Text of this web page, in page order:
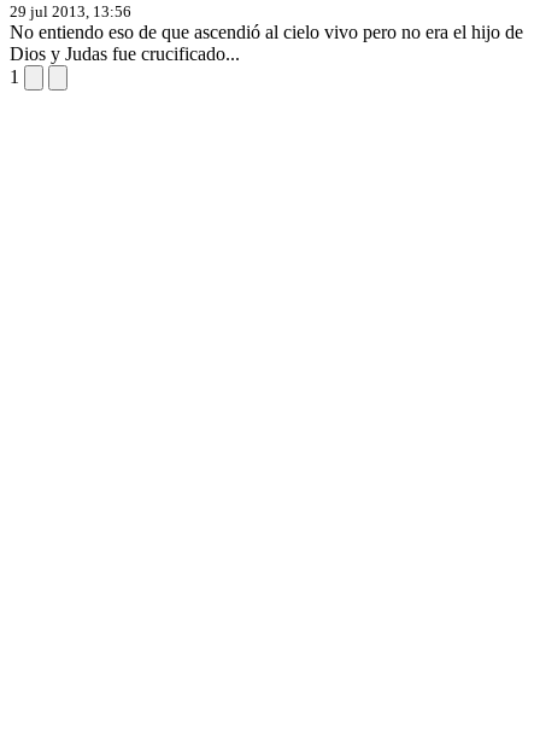
29 jul 2013, 13:56
No entiendo eso de que ascendió al cielo vivo pero no era el hijo de
Dios y Judas fue crucificado...
1